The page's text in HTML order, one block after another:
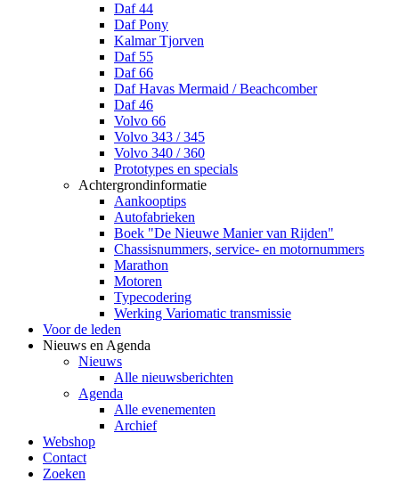
Daf 44
Daf Pony
Kalmar Tjorven
Daf 55
Daf 66
Daf Havas Mermaid / Beachcomber
Daf 46
Volvo 66
Volvo 343 / 345
Volvo 340 / 360
Prototypes en specials
Achtergrondinformatie
Aankooptips
Autofabrieken
Boek "De Nieuwe Manier van Rijden"
Chassisnummers, service- en motornummers
Marathon
Motoren
Typecodering
Werking Variomatic transmissie
Voor de leden
Nieuws en Agenda
Nieuws
Alle nieuwsberichten
Agenda
Alle evenementen
Archief
Webshop
Contact
Zoeken